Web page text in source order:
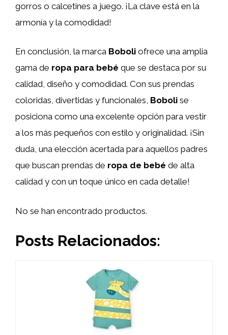
gorros o calcetines a juego. ¡La clave está en la
armonía y la comodidad!
En conclusión, la marca Boboli ofrece una amplia
gama de ropa para bebé que se destaca por su
calidad, diseño y comodidad. Con sus prendas
coloridas, divertidas y funcionales, Boboli se
posiciona como una excelente opción para vestir
a los más pequeños con estilo y originalidad. ¡Sin
duda, una elección acertada para aquellos padres
que buscan prendas de ropa de bebé de alta
calidad y con un toque único en cada detalle!
No se han encontrado productos.
Posts Relacionados: